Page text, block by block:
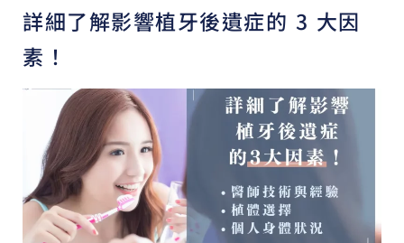
詳細了解影響植牙後遺症的 3 大因
素！